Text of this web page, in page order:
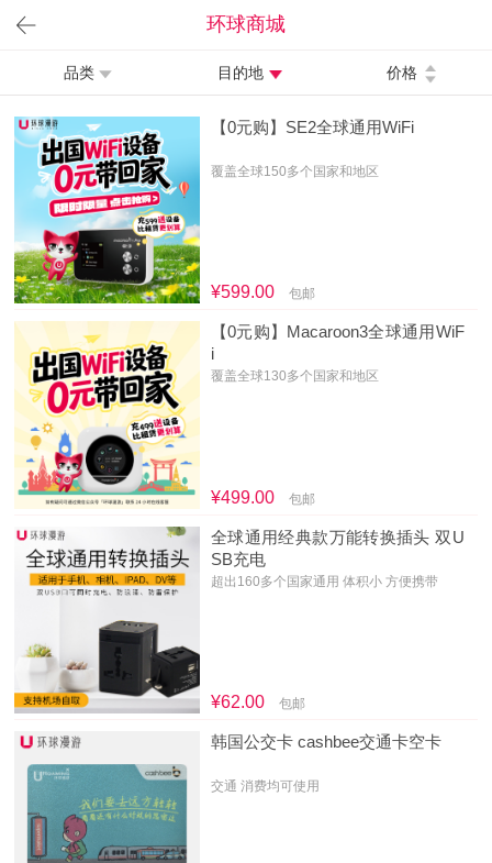
环球商城
品类 目的地 价格
【0元购】SE2全球通用WiFi
覆盖全球150多个国家和地区
¥599.00 包邮
【0元购】Macaroon3全球通用WiF
i
覆盖全球130多个国家和地区
¥499.00 包邮
全球通用经典款万能转换插头 双U
SB充电
超出160多个国家通用 体积小 方便携带
¥62.00 包邮
韩国公交卡 cashbee交通卡空卡
交通 消费均可使用